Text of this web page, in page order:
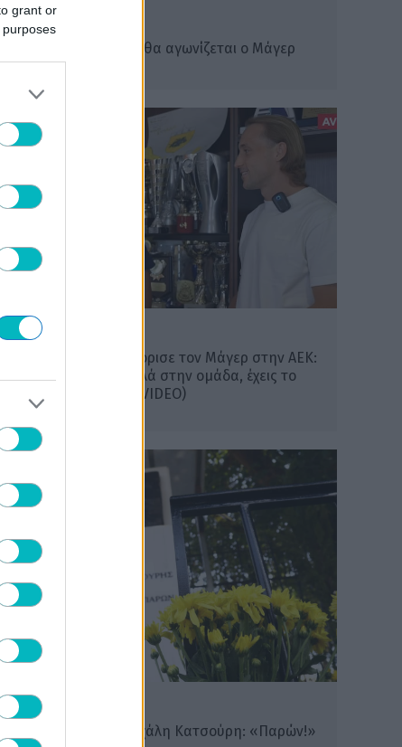
grant or
ΠΟΔΟΣΦΑΙΡΟ ΑΕΚ
Με αυτόν τον αριθμό θα αγωνίζεται ο Μάγερ
στην ΑΕΚ!
ΠΟΔΟΣΦΑΙΡΟ ΑΕΚ
Ο Ηλιόπουλος καλωσόρισε τον Μάγερ στην ΑΕΚ:
«Εχεις να δώσεις πολλά στην ομάδα, έχεις το
βλέμμα της τίγρης» (VIDEO)
ΠΟΔΟΣΦΑΙΡΟ ΑΕΚ
Original 21 για τον Μιχάλη Κατσούρη: «Παρών!»